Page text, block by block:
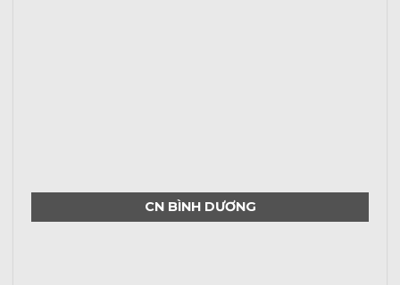
CN BÌNH DƯƠNG